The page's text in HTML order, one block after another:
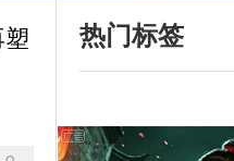
热门标签